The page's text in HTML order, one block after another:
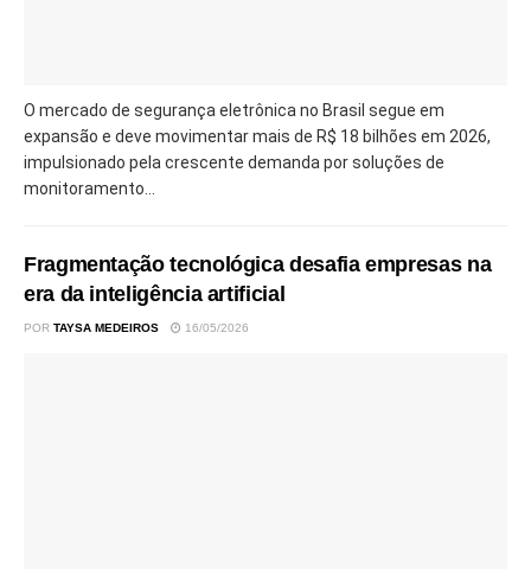
O mercado de segurança eletrônica no Brasil segue em
expansão e deve movimentar mais de R$ 18 bilhões em 2026,
impulsionado pela crescente demanda por soluções de
monitoramento...
Fragmentação tecnológica desafia empresas na
era da inteligência artificial
POR TAYSA MEDEIROS 16/05/2026